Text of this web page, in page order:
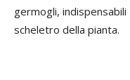
germogli,
scheletro della pianta.